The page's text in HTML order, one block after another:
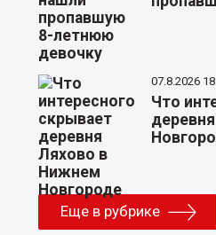
07.8.2026
Что
Еще в рубрике